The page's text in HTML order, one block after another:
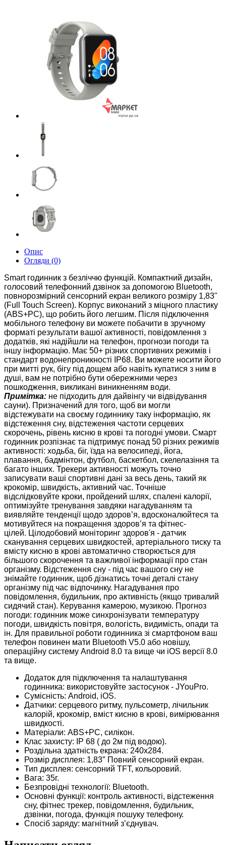
Опис
Огляди (0)
Smart годинник з безліччю функцій. Компактний дизайн,
голосовий телефонний дзвінок за допомогою Bluetooth,
повнорозмірний сенсорний екран великого розміру 1,83"
(Full Touch Screen). Корпус виконаний з міцного пластику
(ABS+PC), що робить його легшим. Після підключення
мобільного телефону ви можете побачити в зручному
форматі результати вашої активності, повідомлення з
додатків, які надійшли на телефон, прогнози погоди та
іншу інформацію. Має 50+ різних спортивних режимів і
стандарт водонепроникності IP68. Ви можете носити його
при митті рук, бігу під дощем або навіть купатися з ним в
душі, вам не потрібно бути обережними через
пошкодження, викликані виникненням води.
Примітка: не підходить для дайвінгу чи відвідування
сауни). Призначений для того, щоб ви могли
відстежувати на своєму годиннику таку інформацію, як
відстеження сну, відстеження частоти серцевих
скорочень, рівень кисню в крові та погодні умови. Смарт
годинник розпізнає та підтримує понад 50 різних режимів
активності: ходьба, біг, їзда на велосипеді, йога,
плавання, бадмінтон, футбол, баскетбол, скелелазіння та
багато інших. Трекери активності можуть точно
записувати ваші спортивні дані за весь день, такий як
крокомір, швидкість, активний час. Точніше
відслідковуйте кроки, пройдений шлях, спалені калорії,
оптимізуйте тренування завдяки нагадуванням та
виявляйте тенденції щодо здоров’я, вдосконалюйтеся та
мотивуйтеся на покращення здоров’я та фітнес-
цілей. Цілодобовий моніторинг здоров'я - датчик
сканування серцевих швидкостей, артеріального тиску та
вмісту кисню в крові автоматично створюється для
більшого скорочення та важливої інформації про стан
організму. Відстеження сну - під час вашого сну не
знімайте годинник, щоб дізнатись точні деталі стану
організму під час відпочинку. Нагадування про
повідомлення, будильник, про активність (якщо тривалий
сидячий стан). Керування камерою, музикою. Прогноз
погоди: годинник може синхронізувати температуру
погоди, швидкість повітря, вологість, видимість, опади та
ін. Для правильної роботи годинника зі смартфоном ваш
телефон повинен мати Bluetooth V5.0 або новішу,
операційну систему Android 8.0 та вище чи iOS версії 8.0
та вище.
Додаток для підключення та налаштування
годинника: використовуйте застосунок - JYouPro.
Сумісність: Android, iOS.
Датчики: серцевого ритму, пульсометр, лічильник
калорій, крокомір, вміст кисню в крові, вимірювання
швидкості.
Матеріали: ABS+PC, силікон.
Клас захисту: IP 68 ( до 2м під водою).
Роздільна здатність екрана: 240х284.
Розмір дисплея: 1,83″ Повний сенсорний екран.
Тип дисплея: сенсорний TFT, кольоровий.
Вага: 35г.
Безпровідні технології: Bluetooth.
Основні функції: контроль активності, відстеження
сну, фітнес трекер, повідомлення, будильник,
дзвінки, погода, функція пошуку телефону.
Спосіб заряду: магнітний з’єднувач.